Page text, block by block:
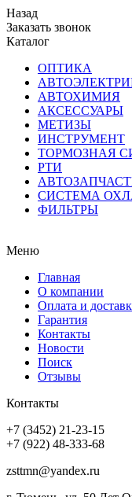
Назад
Заказать звонок
Каталог
ОПТИКА
АВТОХИМИЯ
АКСЕССУАРЫ
МЕТИЗЫ
ИНСТРУМЕНТ
ТОРМОЗНАЯ
РТИ
СИСТЕМА
ФИЛЬТРЫ
Меню
Главная
О компании
Оплата и
Гарантия
Контакты
Новости
Поиск
Отзывы
Контакты
+7 (3452) 21-23-15
+7 (922) 48-333-68
zsttmn@yandex.ru